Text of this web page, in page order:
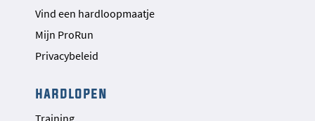
Vind een hardloopmaatje
Mijn ProRun
Privacybeleid
hardlopen
Training